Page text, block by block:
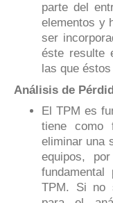
parte del
elementos y
ser
éste resulte
las que
Análisis de
El TPM es
tiene como
eliminar una
equipos,
TPM. Si no